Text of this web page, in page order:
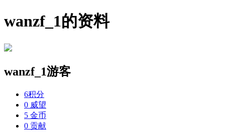
wanzf_1的资料
wanzf_1游客
6积分
0 威望
5 金币
0 贡献